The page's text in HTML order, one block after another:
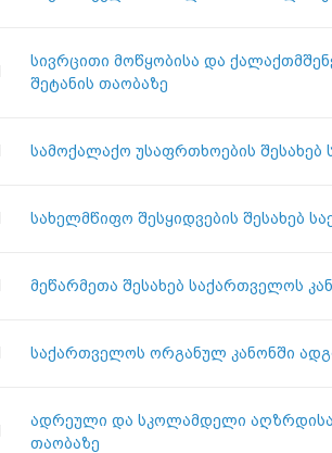
სივრცითი მოწყობისა და
შეტანის თაობაზე
სამოქალაქო უსაფრთხოების
სახელმწიფო შესყიდვების შესახებ
მეწარმეთა შესახებ საქართველოს
საქართველოს ორგანულ კანონში
ადრეული და სკოლამდელი აღზრდისა
თაობაზე